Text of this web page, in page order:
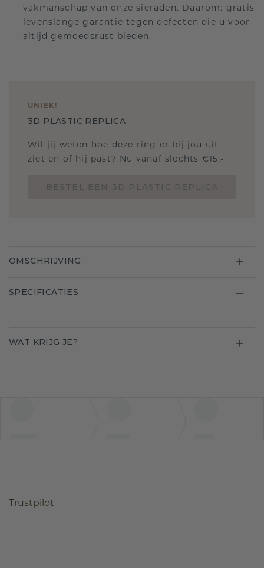
vakmanschap van onze sieraden. Daarom: gratis
levenslange garantie tegen defecten die u voor
altijd gemoedsrust bieden.
UNIEK!
3D PLASTIC REPLICA
Wil jij weten hoe deze ring er bij jou uit
ziet en of hij past? Nu vanaf slechts €15,-
OMSCHRIJVING
SPECIFICATIES
WAT KRIJG JE?
Trustpilot